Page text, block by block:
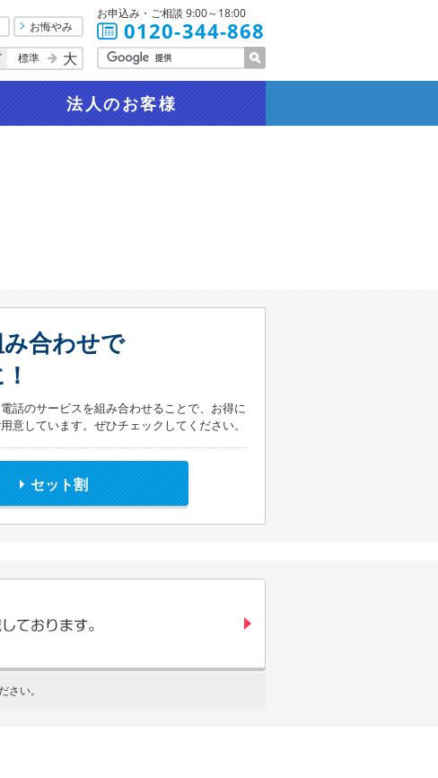
お悔やみ
標準 大
お申込み・ご相談 9:00～18:00
0120-344-868
法人のお客様
合わせで
話のサービスを組み合わせることで、お得に
意しています。ぜひチェックしてください。
セット割
い。